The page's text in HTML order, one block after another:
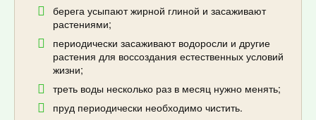
берега усыпают жирной глиной и засаживают
растениями;
периодически засаживают водоросли и другие
растения для воссоздания естественных условий
жизни;
треть воды несколько раз в месяц нужно менять;
пруд периодически необходимо чистить.